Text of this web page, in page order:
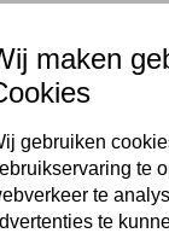
maken
gebruiken
te
te
te